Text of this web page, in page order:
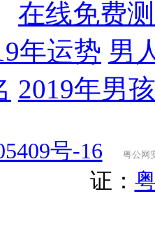
在线免费
年运势 男
2019年男
号-16 粤公网
证：